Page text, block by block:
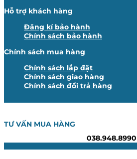
Hỗ trợ khách hàng
Đăng kí bảo hành
Chính sách bảo hành
Chính sách mua hàng
Chính sách lắp đặt
Chính sách giao hàng
Chính sách đổi trả hàng
TƯ VẤN MUA HÀNG
038.948.8990